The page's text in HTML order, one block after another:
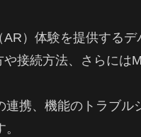
）体験を提供するデ
接続方法、さらには
携、機能のトラブ